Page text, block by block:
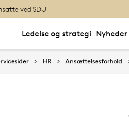
ved SDU
Ledelse og strategi Nyheder
HR Ansættelsesforhold